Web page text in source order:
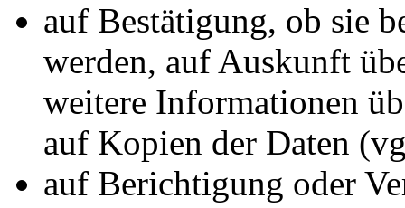
auf Bestätigung, ob sie
werden, auf Auskunft
weitere Informationen
auf Kopien der Daten
auf Berichtigung oder